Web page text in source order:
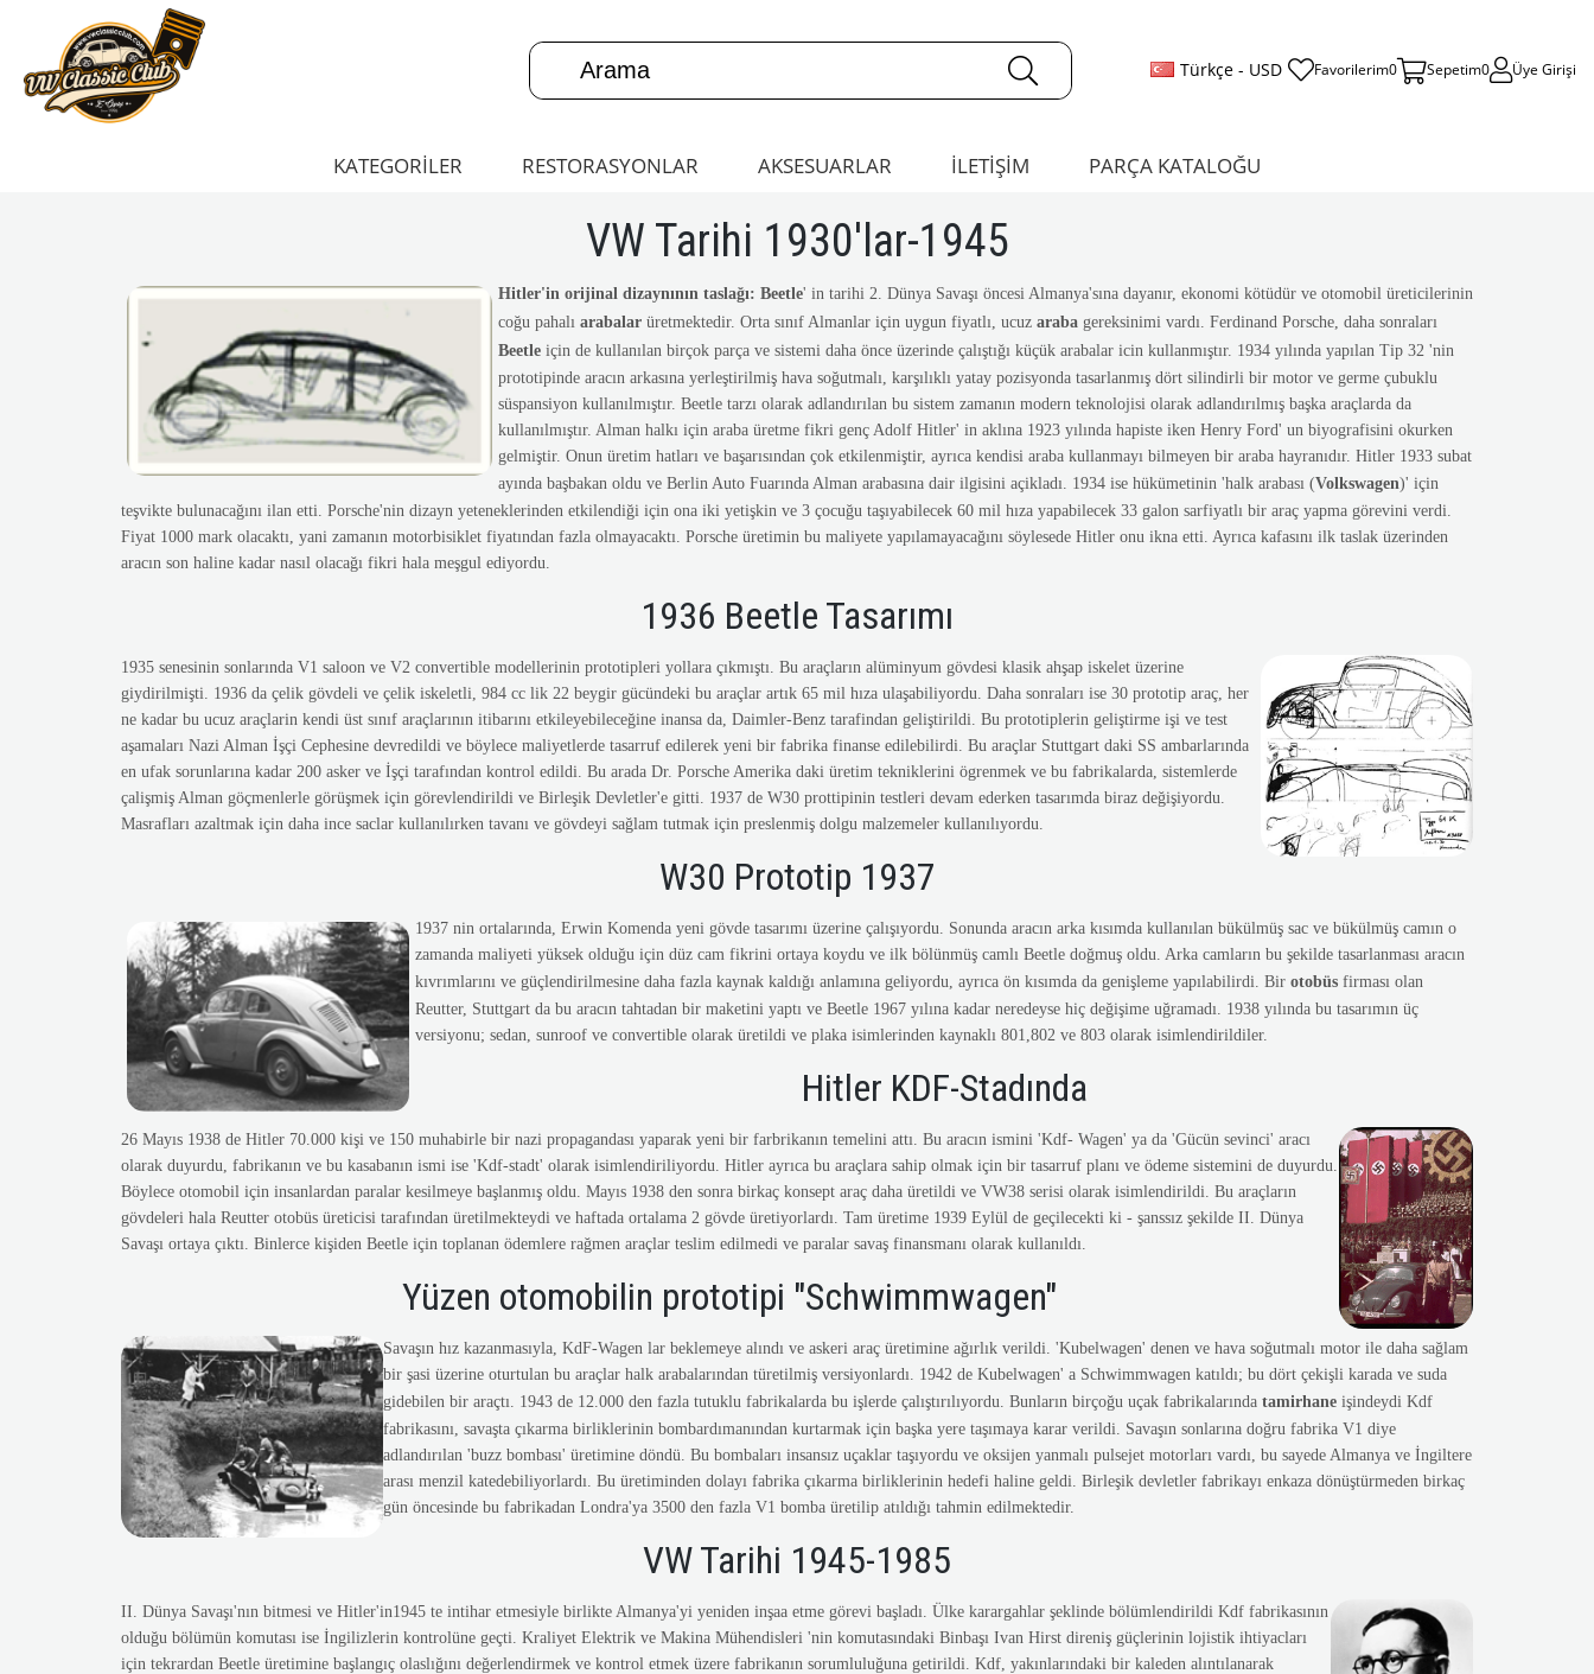
Türkçe - USD Favorilerim0 Sepetim0 Üye Girişi
KATEGORİLER RESTORASYONLAR AKSESUARLAR İLETİŞİM PARÇA KATALOĞU
VW Tarihi 1930'lar-1945
Hitler'in orijinal dizaynının taslağı: Beetle' in tarihi 2. Dünya Savaşı öncesi Almanya'sına dayanır, ekonomi kötüdür ve otomobil üreticilerinin
coğu pahalı arabalarüretmektedir. Orta sınıf Almanlar için uygun fiyatlı, ucuz arabagereksinimi vardı. Ferdinand Porsche, daha sonraları
Beetleiçin de kullanılan birçok parça ve sistemi daha önce üzerinde çalıştığı küçük arabalar icin kullanmıştır. 1934 yılında yapılan Tip 32 'nin
prototipinde aracın arkasına yerleştirilmiş hava soğutmalı, karşılıklı yatay pozisyonda tasarlanmış dört silindirli bir motor ve germe çubuklu
süspansiyon kullanılmıştır. Beetle tarzı olarak adlandırılan bu sistem zamanın modern teknolojisi olarak adlandırılmış başka araçlarda da
kullanılmıştır. Alman halkı için araba üretme fikri genç Adolf Hitler' in aklına 1923 yılında hapiste iken Henry Ford' un biyografisini okurken
gelmiştir. Onun üretim hatları ve başarısından çok etkilenmiştir, ayrıca kendisi araba kullanmayı bilmeyen bir araba hayranıdır. Hitler 1933 subat
ayında başbakan oldu ve Berlin Auto Fuarında Alman arabasına dair ilgisini açikladı. 1934 ise hükümetinin 'halk arabası (Volkswagen)' için
teşvikte bulunacağını ilan etti. Porsche'nin dizayn yeteneklerinden etkilendiği için ona iki yetişkin ve 3 çocuğu taşıyabilecek 60 mil hıza yapabilecek 33 galon sarfiyatlı bir araç yapma görevini verdi.
Fiyat 1000 mark olacaktı, yani zamanın motorbisiklet fiyatından fazla olmayacaktı. Porsche üretimin bu maliyete yapılamayacağını söylesede Hitler onu ikna etti. Ayrıca kafasını ilk taslak üzerinden
aracın son haline kadar nasıl olacağı fikri hala meşgul ediyordu.
1936 Beetle Tasarımı
1935 senesinin sonlarında V1 saloon ve V2 convertible modellerinin prototipleri yollara çıkmıştı. Bu araçların alüminyum gövdesi klasik ahşap iskelet üzerine
giydirilmişti. 1936 da çelik gövdeli ve çelik iskeletli, 984 cc lik 22 beygir gücündeki bu araçlar artık 65 mil hıza ulaşabiliyordu. Daha sonraları ise 30 prototip araç, her
ne kadar bu ucuz araçlarin kendi üst sınıf araçlarının itibarını etkileyebileceğine inansa da, Daimler-Benz tarafindan geliştirildi. Bu prototiplerin geliştirme işi ve test
aşamaları Nazi Alman İşçi Cephesine devredildi ve böylece maliyetlerde tasarruf edilerek yeni bir fabrika finanse edilebilirdi. Bu araçlar Stuttgart daki SS ambarlarında
en ufak sorunlarına kadar 200 asker ve İşçi tarafından kontrol edildi. Bu arada Dr. Porsche Amerika daki üretim tekniklerini ögrenmek ve bu fabrikalarda, sistemlerde
çalişmiş Alman göçmenlerle görüşmek için görevlendirildi ve Birleşik Devletler'e gitti. 1937 de W30 prottipinin testleri devam ederken tasarımda biraz değişiyordu.
Masrafları azaltmak için daha ince saclar kullanılırken tavanı ve gövdeyi sağlam tutmak için preslenmiş dolgu malzemeler kullanılıyordu.
W30 Prototip 1937
1937 nin ortalarında, Erwin Komenda yeni gövde tasarımı üzerine çalışıyordu. Sonunda aracın arka kısımda kullanılan bükülmüş sac ve bükülmüş camın o
zamanda maliyeti yüksek olduğu için düz cam fikrini ortaya koydu ve ilk bölünmüş camlı Beetle doğmuş oldu. Arka camların bu şekilde tasarlanması aracın
kıvrımlarını ve güçlendirilmesine daha fazla kaynak kaldığı anlamına geliyordu, ayrıca ön kısımda da genişleme yapılabilirdi. Birotobüs firması olan
Reutter, Stuttgart da bu aracın tahtadan bir maketini yaptı ve Beetle 1967 yılına kadar neredeyse hiç değişime uğramadı. 1938 yılında bu tasarımın üç
versiyonu; sedan, sunroof ve convertible olarak üretildi ve plaka isimlerinden kaynaklı 801,802 ve 803 olarak isimlendirildiler.
Hitler KDF-Stadında
26 Mayıs 1938 de Hitler 70.000 kişi ve 150 muhabirle bir nazi propagandası yaparak yeni bir farbrikanın temelini attı. Bu aracın ismini 'Kdf- Wagen' ya da 'Gücün sevinci' aracı
olarak duyurdu, fabrikanın ve bu kasabanın ismi ise 'Kdf-stadt' olarak isimlendiriliyordu. Hitler ayrıca bu araçlara sahip olmak için bir tasarruf planı ve ödeme sistemini de duyurdu.
Böylece otomobil için insanlardan paralar kesilmeye başlanmış oldu. Mayıs 1938 den sonra birkaç konsept araç daha üretildi ve VW38 serisi olarak isimlendirildi. Bu araçların
gövdeleri hala Reutter otobüs üreticisi tarafından üretilmekteydi ve haftada ortalama 2 gövde üretiyorlardı. Tam üretime 1939 Eylül de geçilecekti ki - şanssız şekilde II. Dünya
Savaşı ortaya çıktı. Binlerce kişiden Beetle için toplanan ödemlere rağmen araçlar teslim edilmedi ve paralar savaş finansmanı olarak kullanıldı.
Yüzen otomobilin prototipi "Schwimmwagen"
Savaşın hız kazanmasıyla, KdF-Wagen lar beklemeye alındı ve askeri araç üretimine ağırlık verildi. 'Kubelwagen' denen ve hava soğutmalı motor ile daha sağlam
bir şasi üzerine oturtulan bu araçlar halk arabalarından türetilmiş versiyonlardı. 1942 de Kubelwagen' a Schwimmwagen katıldı; bu dört çekişli karada ve suda
gidebilen bir araçtı. 1943 de 12.000 den fazla tutuklu fabrikalarda bu işlerde çalıştırılıyordu. Bunların birçoğu uçak fabrikalarında tamirhaneişindeydi Kdf
fabrikasını, savaşta çıkarma birliklerinin bombardımanından kurtarmak için başka yere taşımaya karar verildi. Savaşın sonlarına doğru fabrika V1 diye
adlandırılan 'buzz bombası' üretimine döndü. Bu bombaları insansız uçaklar taşıyordu ve oksijen yanmalı pulsejet motorları vardı, bu sayede Almanya ve İngiltere
arası menzil katedebiliyorlardı. Bu üretiminden dolayı fabrika çıkarma birliklerinin hedefi haline geldi. Birleşik devletler fabrikayı enkaza dönüştürmeden birkaç
gün öncesinde bu fabrikadan Londra'ya 3500 den fazla V1 bomba üretilip atıldığı tahmin edilmektedir.
VW Tarihi 1945-1985
II. Dünya Savaşı'nın bitmesi ve Hitler'in1945 te intihar etmesiyle birlikte Almanya'yi yeniden inşaa etme görevi başladı. Ülke karargahlar şeklinde bölümlendirildi Kdf fabrikasının
olduğu bölümün komutası ise İngilizlerin kontrolüne geçti. Kraliyet Elektrik ve Makina Mühendisleri 'nin komutasındaki Binbaşı Ivan Hirst direniş güçlerinin lojistik ihtiyacları
için tekrardan Beetle üretimine başlangıç olaslığını değerlendirmek ve kontrol etmek üzere fabrikanın sorumluluğuna getirildi. Kdf, yakınlarındaki bir kaleden alıntılanarak